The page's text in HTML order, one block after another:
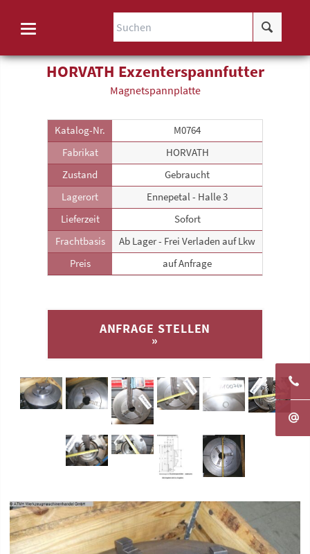
HORVATH Exzenterspannfutter
Magnetspann­platte
Katalog-Nr.
M0764
Fabrikat
HORVATH
Zustand
Gebraucht
Lagerort
Ennepetal - Halle 3
Lieferzeit
Sofort
Frachtbasis
Ab Lager - Frei Verladen auf Lkw
Preis
auf Anfrage
ANFRAGE STELLEN
»